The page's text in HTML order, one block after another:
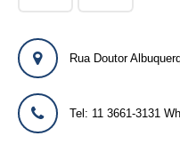
Rua Doutor
Tel: 11 3661-3131